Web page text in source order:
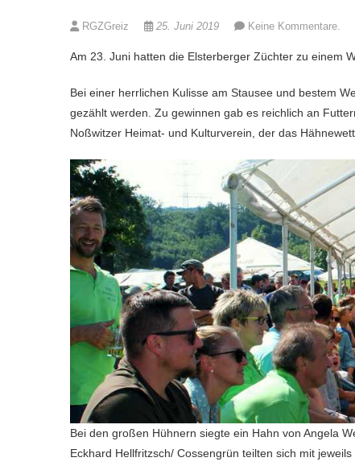
RGZGreiz 25. Juni 2019 Keine Kommentare.
Am 23. Juni hatten die Elsterberger Züchter zu einem
Bei einer herrlichen Kulisse am Stausee und bestem
gezählt werden. Zu gewinnen gab es reichlich an
Noßwitzer Heimat- und Kulturverein, der das
Bei den großen Hühnern siegte ein Hahn von Angela
Eckhard Hellfritzsch/ Cossengrün teilten sich mit